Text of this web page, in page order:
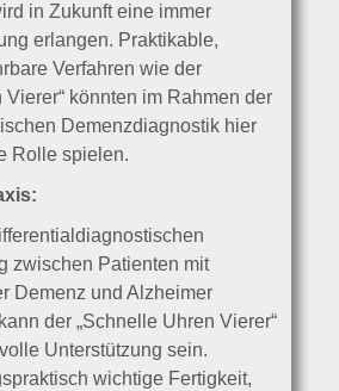
in Zukunft eine immer
erlangen. Praktikable,
Verfahren wie der
Vierer“ könnten im Rahmen der
Demenzdiagnostik hier
Rolle spielen.
zwischen Patienten mit
Demenz und Alzheimer
der „Schnelle Uhren Vierer“
Unterstützung sein.
wichtige Fertigkeit,